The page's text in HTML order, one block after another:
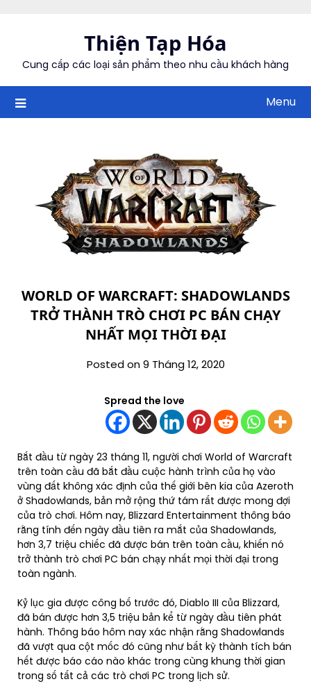
Thiện Tạp Hóa
Cung cấp các loại sản phẩm theo nhu cầu khách hàng
Menu
WORLD OF WARCRAFT: SHADOWLANDS
TRỞ THÀNH TRÒ CHƠI PC BÁN CHẠY
NHẤT MỌI THỜI ĐẠI
Posted on 9 Tháng 12, 2020
Spread the love
Bắt đầu từ ngày 23 tháng 11, người chơi World of Warcraft
trên toàn cầu đã bắt đầu cuộc hành trình của họ vào
vùng đất không xác định của thế giới bên kia của Azeroth
ở Shadowlands, bản mở rộng thứ tám rất được mong đợi
của trò chơi. Hôm nay, Blizzard Entertainment thông báo
rằng tính đến ngày đầu tiên ra mắt của Shadowlands,
hơn 3,7 triệu chiếc đã được bán trên toàn cầu, khiến nó
trở thành trò chơi PC bán chạy nhất mọi thời đại trong
toàn ngành.
Kỷ lục gia được công bố trước đó, Diablo III của Blizzard,
đã bán được hơn 3,5 triệu bản kể từ ngày đầu tiên phát
hành. Thông báo hôm nay xác nhận rằng Shadowlands
đã vượt qua cột mốc đó cũng như bất kỳ thành tích bán
hết được báo cáo nào khác trong cùng khung thời gian
trong số tất cả các trò chơi PC trong lịch sử.